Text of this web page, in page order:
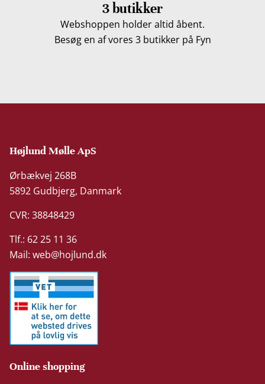
3 butikker
Webshoppen holder altid åbent.
Besøg en af vores 3 butikker på Fyn
Højlund Mølle ApS
Ørbækvej 268B
5892 Gudbjerg, Danmark
CVR: 38848429
Tlf.: 62 25 11 36
Mail:web@hojlund.dk
Online shopping